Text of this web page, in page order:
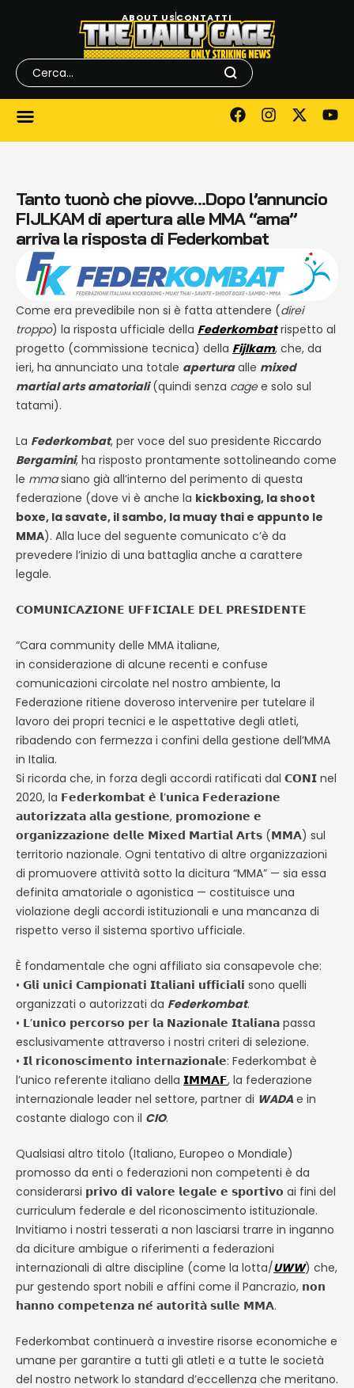
ABOUT USCONTATTI
Tanto tuonò che piovve…Dopo l’annuncio
FIJLKAM di apertura alle MMA “ama”
arriva la risposta di Federkombat
Come era prevedibile non si è fatta attendere (direi
troppo) la risposta ufficiale della Federkombatrispetto al
progetto (commissione tecnica) della Fijlkam, che, da
ieri, ha annunciato una totale aperturaalle mixed
martial arts amatoriali(quindi senza cagee solo sul
tatami).
La Federkombat, per voce del suo presidente Riccardo
Bergamini, ha risposto prontamente sottolineando come
le mmasiano già all’interno del perimento di questa
federazione (dove vi è anche la kickboxing, la shoot
boxe, la savate, il sambo, la muay thai e appunto le
MMA). Alla luce del seguente comunicato c’è da
prevedere l’inizio di una battaglia anche a carattere
legale.
𝗖𝗢𝗠𝗨𝗡𝗜𝗖𝗔𝗭𝗜𝗢𝗡𝗘 𝗨𝗙𝗙𝗜𝗖𝗜𝗔𝗟𝗘 𝗗𝗘𝗟 𝗣𝗥𝗘𝗦𝗜𝗗𝗘𝗡𝗧𝗘
“Cara community delle MMA italiane,
in considerazione di alcune recenti e confuse
comunicazioni circolate nel nostro ambiente, la
Federazione ritiene doveroso intervenire per tutelare il
lavoro dei propri tecnici e le aspettative degli atleti,
ribadendo con fermezza i confini della gestione dell’MMA
in Italia.
Si ricorda che, in forza degli accordi ratificati dal 𝗖𝗢𝗡𝗜 nel
2020, la 𝗙𝗲𝗱𝗲𝗿𝗸𝗼𝗺𝗯𝗮𝘁 𝗲̀ 𝗹’𝘂𝗻𝗶𝗰𝗮 𝗙𝗲𝗱𝗲𝗿𝗮𝘇𝗶𝗼𝗻𝗲
𝗮𝘂𝘁𝗼𝗿𝗶𝘇𝘇𝗮𝘁𝗮 𝗮𝗹𝗹𝗮 𝗴𝗲𝘀𝘁𝗶𝗼𝗻𝗲, 𝗽𝗿𝗼𝗺𝗼𝘇𝗶𝗼𝗻𝗲 𝗲
𝗼𝗿𝗴𝗮𝗻𝗶𝘇𝘇𝗮𝘇𝗶𝗼𝗻𝗲 𝗱𝗲𝗹𝗹𝗲 𝗠𝗶𝘅𝗲𝗱 𝗠𝗮𝗿𝘁𝗶𝗮𝗹 𝗔𝗿𝘁𝘀 (𝗠𝗠𝗔) sul
territorio nazionale. Ogni tentativo di altre organizzazioni
di promuovere attività sotto la dicitura “MMA” — sia essa
definita amatoriale o agonistica — costituisce una
violazione degli accordi istituzionali e una mancanza di
rispetto verso il sistema sportivo ufficiale.
È fondamentale che ogni affiliato sia consapevole che:
• 𝗚𝗹𝗶 𝘂𝗻𝗶𝗰𝗶 𝗖𝗮𝗺𝗽𝗶𝗼𝗻𝗮𝘁𝗶 𝗜𝘁𝗮𝗹𝗶𝗮𝗻𝗶 𝘂𝗳𝗳𝗶𝗰𝗶𝗮𝗹𝗶 sono quelli
organizzati o autorizzati da Federkombat.
• 𝗟’𝘂𝗻𝗶𝗰𝗼 𝗽𝗲𝗿𝗰𝗼𝗿𝘀𝗼 𝗽𝗲𝗿 𝗹𝗮 𝗡𝗮𝘇𝗶𝗼𝗻𝗮𝗹𝗲 𝗜𝘁𝗮𝗹𝗶𝗮𝗻𝗮 passa
esclusivamente attraverso i nostri criteri di selezione.
• 𝗜𝗹 𝗿𝗶𝗰𝗼𝗻𝗼𝘀𝗰𝗶𝗺𝗲𝗻𝘁𝗼 𝗶𝗻𝘁𝗲𝗿𝗻𝗮𝘇𝗶𝗼𝗻𝗮𝗹𝗲: Federkombat è
l’unico referente italiano della 𝗜𝗠𝗠𝗔𝗙, la federazione
internazionale leader nel settore, partner di WADA e in
costante dialogo con il CIO.
Qualsiasi altro titolo (Italiano, Europeo o Mondiale)
promosso da enti o federazioni non competenti è da
considerarsi 𝗽𝗿𝗶𝘃𝗼 𝗱𝗶 𝘃𝗮𝗹𝗼𝗿𝗲 𝗹𝗲𝗴𝗮𝗹𝗲 𝗲 𝘀𝗽𝗼𝗿𝘁𝗶𝘃𝗼 ai fini del
curriculum federale e del riconoscimento istituzionale.
Invitiamo i nostri tesserati a non lasciarsi trarre in inganno
da diciture ambigue o riferimenti a federazioni
internazionali di altre discipline (come la lotta/UWW) che,
pur gestendo sport nobili e affini come il Pancrazio, 𝗻𝗼𝗻
𝗵𝗮𝗻𝗻𝗼 𝗰𝗼𝗺𝗽𝗲𝘁𝗲𝗻𝘇𝗮 𝗻𝗲́ 𝗮𝘂𝘁𝗼𝗿𝗶𝘁𝗮̀ 𝘀𝘂𝗹𝗹𝗲 𝗠𝗠𝗔.
Federkombat continuerà a investire risorse economiche e
umane per garantire a tutti gli atleti e a tutte le società
del nostro network lo standard d’eccellenza che meritano.